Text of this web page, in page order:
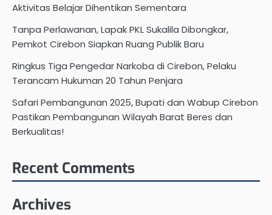
Aktivitas Belajar Dihentikan Sementara
Tanpa Perlawanan, Lapak PKL Sukalila Dibongkar,
Pemkot Cirebon Siapkan Ruang Publik Baru
Ringkus Tiga Pengedar Narkoba di Cirebon, Pelaku
Terancam Hukuman 20 Tahun Penjara
Safari Pembangunan 2025, Bupati dan Wabup Cirebon
Pastikan Pembangunan Wilayah Barat Beres dan
Berkualitas!
Recent Comments
Archives